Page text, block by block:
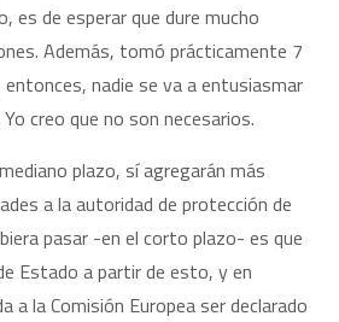
es de esperar que dure mucho
Además, tomó prácticamente 7
nadie se va a entusiasmar
creo que no son necesarios.
plazo, sí agregarán más
a la autoridad de protección de
pasar -en el corto plazo- es que
Estado a partir de esto, y en
a la Comisión Europea ser declarado